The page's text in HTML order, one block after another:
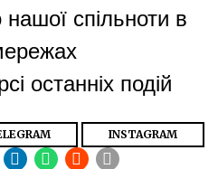
спільноти в
останніх подій
INSTAGRAM